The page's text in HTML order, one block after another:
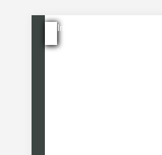
Immobilie bewerten
Verkaufen